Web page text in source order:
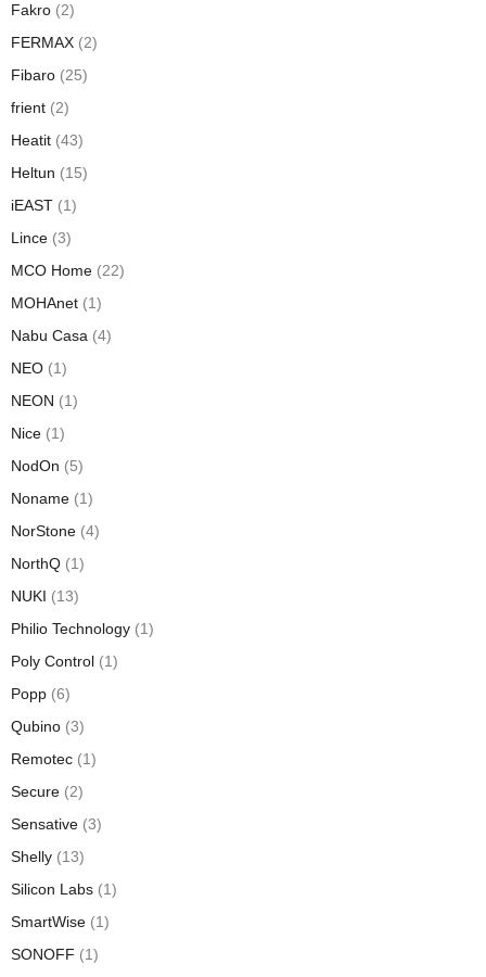
Fakro (2)
FERMAX (2)
Fibaro (25)
frient (2)
Heatit (43)
Heltun (15)
iEAST (1)
Lince (3)
MCO Home (22)
MOHAnet (1)
Nabu Casa (4)
NEO (1)
NEON (1)
Nice (1)
NodOn (5)
Noname (1)
NorStone (4)
NorthQ (1)
NUKI (13)
Philio Technology (1)
Poly Control (1)
Popp (6)
Qubino (3)
Remotec (1)
Secure (2)
Sensative (3)
Shelly (13)
Silicon Labs (1)
SmartWise (1)
SONOFF (1)